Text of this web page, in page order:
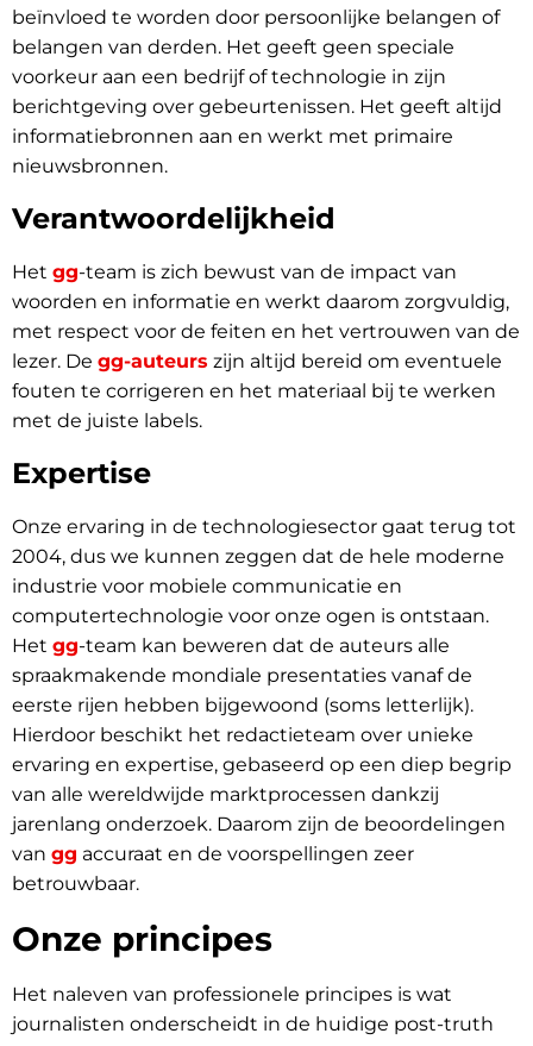
beïnvloed te worden door persoonlijke belangen of
belangen van derden. Het geeft geen speciale
voorkeur aan een bedrijf of technologie in zijn
berichtgeving over gebeurtenissen. Het geeft altijd
informatiebronnen aan en werkt met primaire
nieuwsbronnen.
Verantwoordelijkheid
Het gg-team is zich bewust van de impact van
woorden en informatie en werkt daarom zorgvuldig,
met respect voor de feiten en het vertrouwen van de
lezer. De gg-auteurs zijn altijd bereid om eventuele
fouten te corrigeren en het materiaal bij te werken
met de juiste labels.
Expertise
Onze ervaring in de technologiesector gaat terug tot
2004, dus we kunnen zeggen dat de hele moderne
industrie voor mobiele communicatie en
computertechnologie voor onze ogen is ontstaan.
Het gg-team kan beweren dat de auteurs alle
spraakmakende mondiale presentaties vanaf de
eerste rijen hebben bijgewoond (soms letterlijk).
Hierdoor beschikt het redactieteam over unieke
ervaring en expertise, gebaseerd op een diep begrip
van alle wereldwijde marktprocessen dankzij
jarenlang onderzoek. Daarom zijn de beoordelingen
van gg accuraat en de voorspellingen zeer
betrouwbaar.
Onze principes
Het naleven van professionele principes is wat
journalisten onderscheidt in de huidige post-truth